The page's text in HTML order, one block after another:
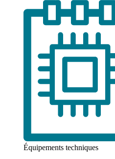
Équipements techniques